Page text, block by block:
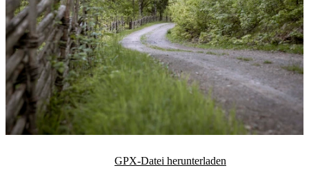
GPX-Datei herunterladen